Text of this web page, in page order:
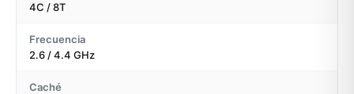
4C / 8T
Frecuencia
2.6 / 4.4 GHz
Caché